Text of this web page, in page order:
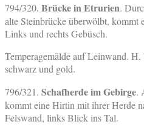
794/320. Brücke in Etrurien.
alte Steinbrücke überwölbt, kommt
Links und rechts Gebüsch.
Temperagemälde auf Leinwand.
schwarz und gold.
796/321. Schafherde im Gebirge.
kommt eine Hirtin mit ihrer Herde
Felswand, links Blick ins Tal.